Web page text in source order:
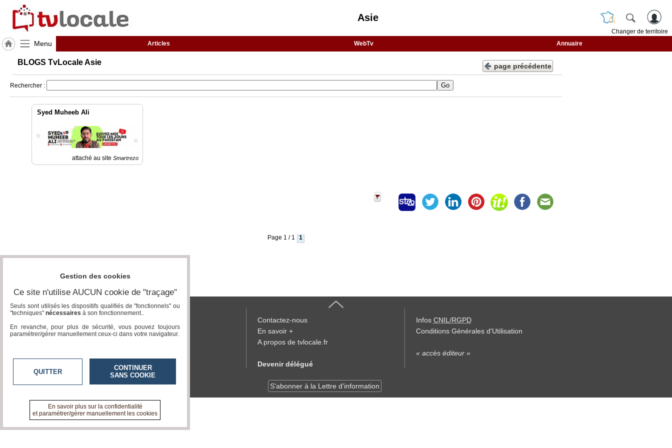
Asie
Changer de territoire
Menu Articles WebTv Annuaire
J'adhère
Hulcoq
Médias
Blogs
Inscription
annuaire
pro
BLOGS TvLocale Asie page précédente
Rechercher :
Syed Muheeb Ali
attaché au site Smartrezo
Page 1 / 1 1
tvlocale.fr
Contactez-nous
En savoir +
A propos de tvlocale.fr
Devenir délégué
S'abonner à la Lettre d'information
Infos CNIL/RGPD
Conditions Générales d'Utilisation
« accès éditeur »
Gestion des cookies
Ce site n'utilise AUCUN cookie de "traçage"
Seuls sont utilisés les dispositifs qualifiés de "fonctionnels" ou
"techniques" nécessaires à son fonctionnement..
En revanche, pour plus de sécurité, vous pouvez toujours
paramétrer/gérer manuellement ceux-ci dans votre navigateur.
QUITTER
CONTINUER
SANS COOKIE
En savoir plus sur la confidentialité
et paramétrer/gérer manuellement les cookies